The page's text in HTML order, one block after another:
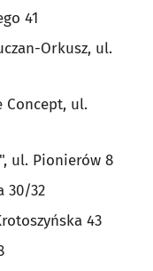
41
Orkusz, ul.
Concept, ul.
ul. Pionierów 8
30/32
43